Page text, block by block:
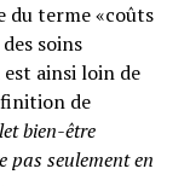
du terme «coûts
soins
est ainsi loin de
de
bien-être
pas seulement en